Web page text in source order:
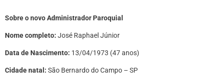
Sobre o novo Administrador Paroquial
Nome completo: José Raphael Júnior
Data de Nascimento: 13/04/1973 (47 anos)
Cidade natal: São Bernardo do Campo – SP